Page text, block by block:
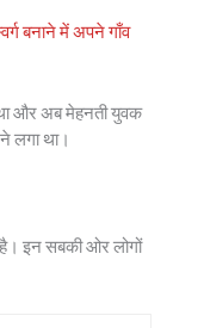
बनाने में अपने गाँव
और अब मेहनती युवक
लगा था।
है। इन सबकी ओर लोगों